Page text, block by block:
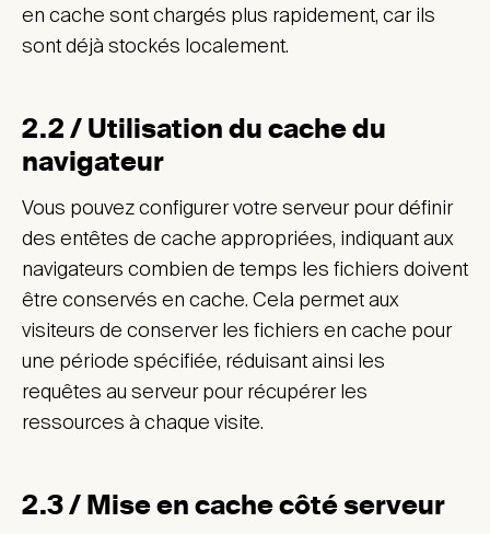
en cache sont chargés plus rapidement, car ils
sont déjà stockés localement.
2.2 / Utilisation du cache du
navigateur
Vous pouvez configurer votre serveur pour définir
des entêtes de cache appropriées, indiquant aux
navigateurs combien de temps les fichiers doivent
être conservés en cache. Cela permet aux
visiteurs de conserver les fichiers en cache pour
une période spécifiée, réduisant ainsi les
requêtes au serveur pour récupérer les
ressources à chaque visite.
2.3 / Mise en cache côté serveur